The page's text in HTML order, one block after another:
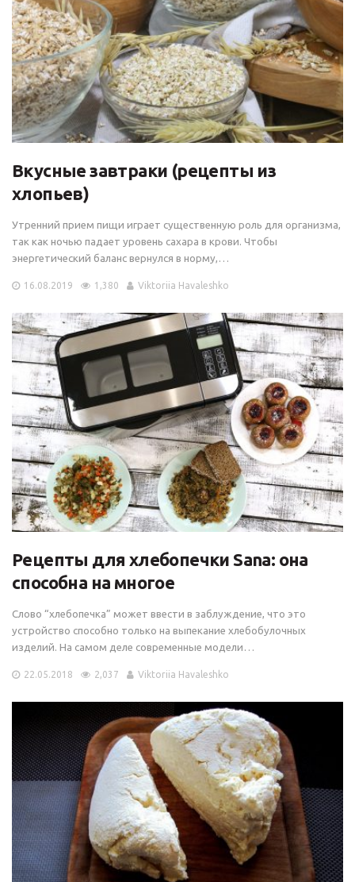
Вкусные завтраки (рецепты из
хлопьев)
Утренний прием пищи играет существенную роль для организма,
так как ночью падает уровень сахара в крови. Чтобы
энергетический баланс вернулся в норму,…
16.08.2019 1,380 Viktoriia Havaleshko
Рецепты для хлебопечки Sana: она
способна на многое
Слово “хлебопечка” может ввести в заблуждение, что это
устройство способно только на выпекание хлебобулочных
изделий. На самом деле современные модели…
22.05.2018 2,037 Viktoriia Havaleshko